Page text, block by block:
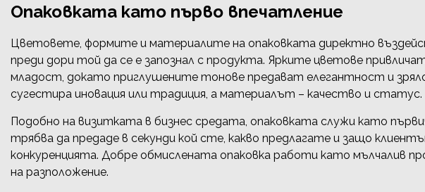
Опаковката като първо впечатление
Цветовете, формите и материалите на опаковката директно
преди дори той да се е запознал с продукта. Ярките цветове
младост, докато приглушените тонове предават елегантност и
сугестира иновация или традиция, а материалът – качество и статус.
Подобно на визитката в бизнес средата, опаковката служи като
трябва да предаде в секунди кой сте, какво предлагате и защо
конкуренцията. Добре обмислената опаковка работи като мълчалив
на разположение.